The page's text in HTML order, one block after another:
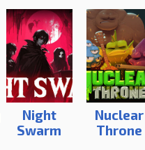
Night
Swarm
Nuclear
Throne